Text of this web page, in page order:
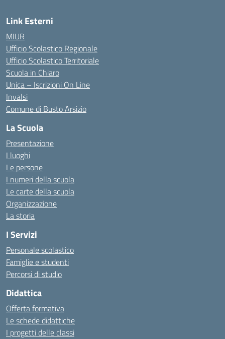
Link Esterni
MIUR
Ufficio Scolastico Regionale
Ufficio Scolastico Territoriale
Scuola in Chiaro
Unica – Iscrizioni On Line
Invalsi
Comune di Busto Arsizio
La Scuola
Presentazione
I luoghi
Le persone
I numeri della scuola
Le carte della scuola
Organizzazione
La storia
I Servizi
Personale scolastico
Famiglie e studenti
Percorsi di studio
Didattica
Offerta formativa
Le schede didattiche
I progetti delle classi